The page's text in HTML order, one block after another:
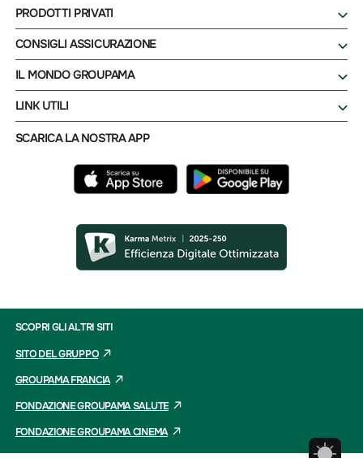
PRODOTTI PRIVATI
CONSIGLI ASSICURAZIONE
IL MONDO GROUPAMA
LINK UTILI
SCARICA LA NOSTRA APP
SCOPRI GLI ALTRI SITI
SITO DEL GRUPPO
GROUPAMA FRANCIA
FONDAZIONE GROUPAMA SALUTE
FONDAZIONE GROUPAMA CINEMA